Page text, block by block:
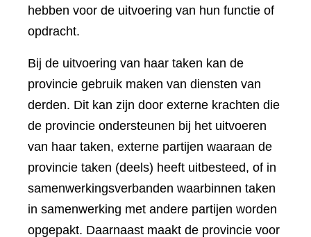
hebben voor de uitvoering van hun functie of
opdracht.
Bij de uitvoering van haar taken kan de
provincie gebruik maken van diensten van
derden. Dit kan zijn door externe krachten die
de provincie ondersteunen bij het uitvoeren
van haar taken, externe partijen waaraan de
provincie taken (deels) heeft uitbesteed, of in
samenwerkingsverbanden waarbinnen taken
in samenwerking met andere partijen worden
opgepakt. Daarnaast maakt de provincie voor